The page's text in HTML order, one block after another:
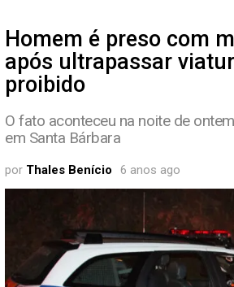
Homem é preso com
após ultrapassar
proibido
O fato aconteceu na noite de
em Santa Bárbara
por Thales Benício 6 anos ago